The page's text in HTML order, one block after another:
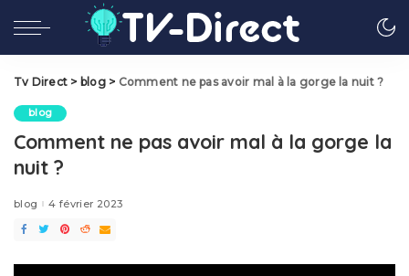
Tv Direct > blog> Comment ne pas avoir mal à la gorge la nuit ?
blog
Comment ne pas avoir mal à la gorge la
nuit ?
blog 4 février 2023